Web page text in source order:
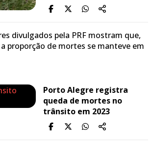
divulgados pela PRF mostram que,
proporção de mortes se manteve em
Porto Alegre registra
queda de mortes no
trânsito em 2023